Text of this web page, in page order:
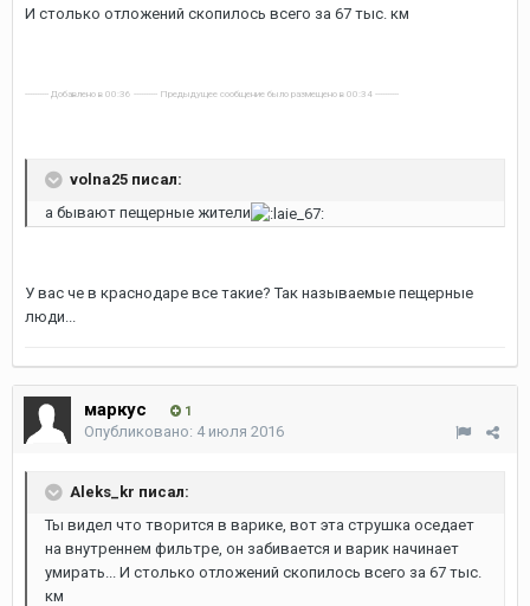
И столько отложений скопилось всего за 67 тыс. км
---------- Добавлено в 00:36 ---------- Предыдущее сообщение было размещено в 00:34 ----------
volna25 писал:
а бывают пещерные жители
У вас че в краснодаре все такие? Так называемые пещерные
люди...
маркус 1
Опубликовано: 4 июля 2016
Aleks_kr писал:
Ты видел что творится в варике, вот эта струшка оседает
на внутреннем фильтре, он забивается и варик начинает
умирать... И столько отложений скопилось всего за 67 тыс.
км